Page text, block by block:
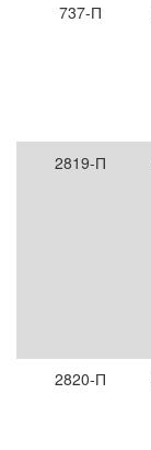
737-П
2819-П
2820-П